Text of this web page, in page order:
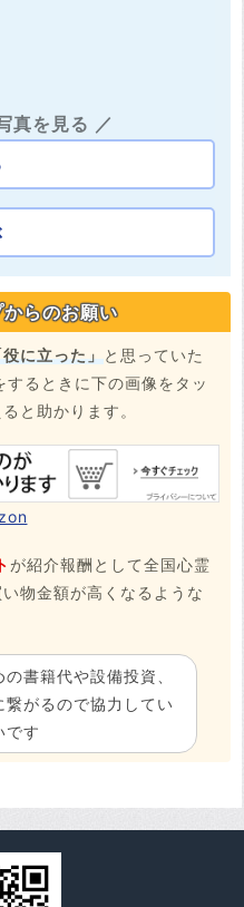
真を見る ／
らのお願い
に立った」と思っていた
るときに下の画像をタッ
と助かります。
が紹介報酬として全国心霊
物金額が高くなるような
書籍代や設備投資、
繋がるので協力してい
です